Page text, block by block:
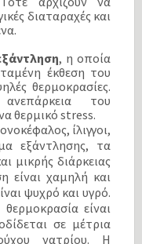
διαταραχές και
, η οποία
έκθεση του
θερμοκρασίες.
του
θερμικό stress.
ίλιγγοι,
εξάντλησης, τα
μικρής διάρκειας
είναι χαμηλή και
ψυχρό και υγρό.
είναι
σε μέτρια
νατρίου. Η